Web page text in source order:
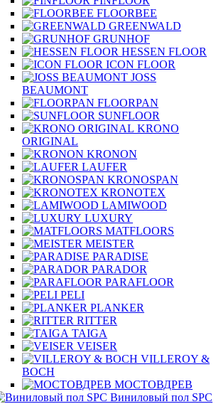
FLOORBEE
GREENWALD
GRUNHOF
HESSEN FLOOR
ICON FLOOR
JOSS
BEAUMONT
FLOORPAN
SUNFLOOR
KRONO
ORIGINAL
KRONON
LAUFER
KRONOSPAN
KRONOTEX
LAMIWOOD
LUXURY
MATFLOORS
MEISTER
PARADISE
PARADOR
PARAFLOOR
PELI
PLANKER
RITTER
TAIGA
VEISER
VILLEROY &
BOCH
МОСТОВДРЕВ
Виниловый пол SPC